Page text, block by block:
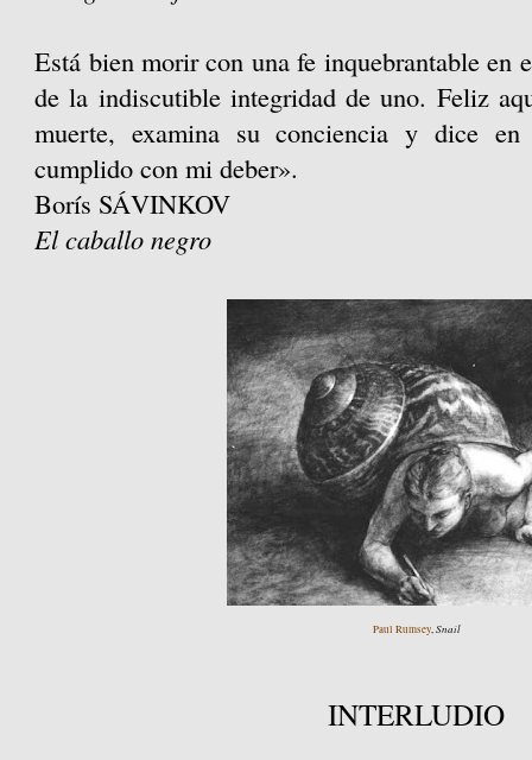
Está bien morir con una fe inquebrantable en
de la indiscutible integridad de uno. Feliz
muerte, examina su conciencia y dice
cumplido con mi deber».
Borís SÁVINKOV
El caballo negro
Paul Rumsey,Snail
INTERLUDIO